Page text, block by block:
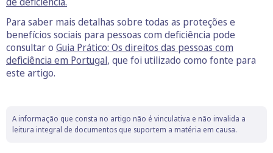
Para saber mais detalhas sobre todas as proteções e
benefícios sociais para pessoas com deficiência pode
consultar o Guia Prático: Os direitos das pessoas com
deficiência em Portugal, que foi utilizado como fonte para
este artigo.
A informação que consta no artigo não é vinculativa e não invalida a
leitura integral de documentos que suportem a matéria em causa.